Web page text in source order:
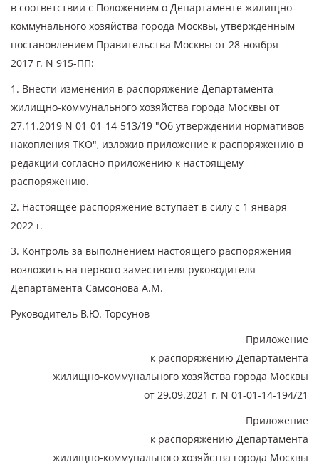
в соответствии с Положением о Департаменте жилищно-
коммунального хозяйства города Москвы, утвержденным
постановлением Правительства Москвы от 28 ноября
2017 г. N 915-ПП:
1. Внести изменения в распоряжение Департамента
жилищно-коммунального хозяйства города Москвы от
27.11.2019 N 01-01-14-513/19 "Об утверждении нормативов
накопления ТКО", изложив приложение к распоряжению в
редакции согласно приложению к настоящему
распоряжению.
2. Настоящее распоряжение вступает в силу с 1 января
2022 г.
3. Контроль за выполнением настоящего распоряжения
возложить на первого заместителя руководителя
Департамента Самсонова А.М.
Руководитель В.Ю. Торсунов
Приложение
к распоряжению Департамента
жилищно-коммунального хозяйства города Москвы
от 29.09.2021 г. N 01-01-14-194/21
Приложение
к распоряжению Департамента
жилищно-коммунального хозяйства города Москвы